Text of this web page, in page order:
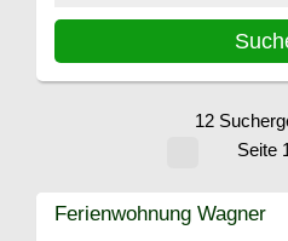
12
Seite
Ferienwohnung Wagner